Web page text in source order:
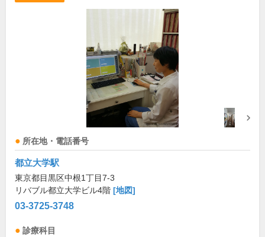
所在地・電話番号
都立大学駅
東京都目黒区中根1丁目7-3
リバブル都立大学ビル4階 [地図]
03-3725-3748
診療科目